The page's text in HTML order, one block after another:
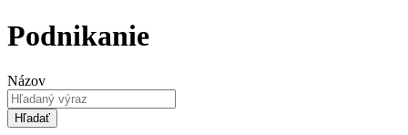
Podnikanie
Názov
Hľadať